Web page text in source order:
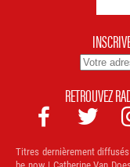
RETROUVEZ
 
Titres dernièrement